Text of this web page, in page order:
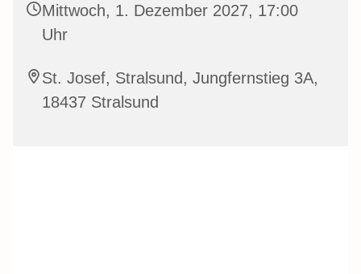
Mittwoch, 1. Dezember 2027, 17:00
Uhr
St. Josef, Stralsund, Jungfernstieg 3A,
18437 Stralsund